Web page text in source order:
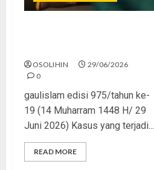
OSOLIHIN
29/06/2026
0
gaulislam edisi 975/tahun ke-
19 (14 Muharram 1448 H/ 29
Juni 2026) Kasus yang terjadi...
READ MORE